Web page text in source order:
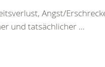
Angst/
und tatsächlicher ...